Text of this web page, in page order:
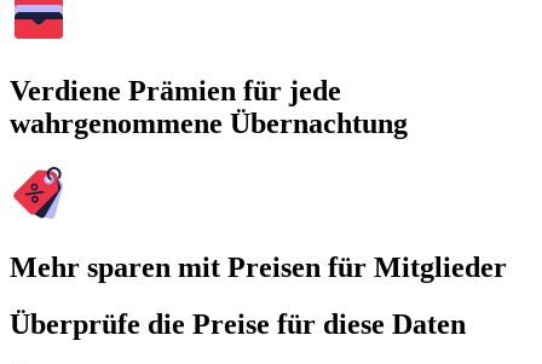
Verdiene Prämien für jede
wahrgenommene Übernachtung
Mehr sparen mit Preisen für Mitglieder
Überprüfe die Preise für diese Daten